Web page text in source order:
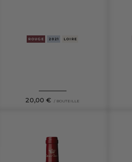
ROUGE 2021 LOIRE
20,00 € / BOUTEILLE